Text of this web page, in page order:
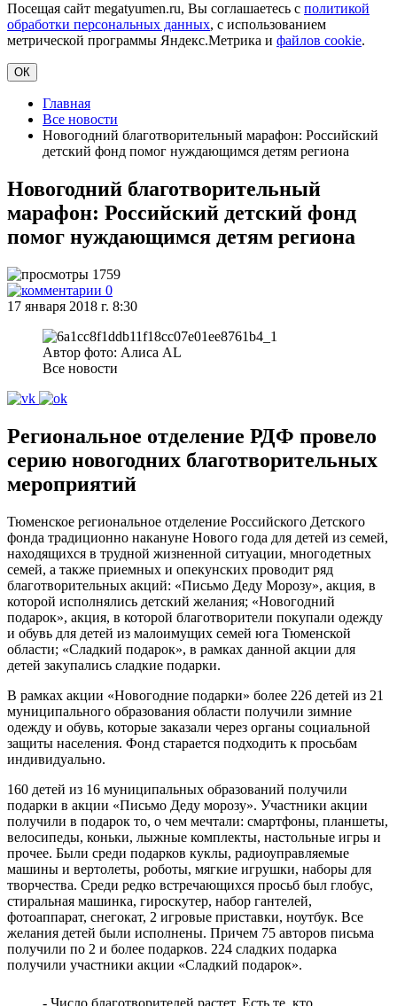
Посещая сайт megatyumen.ru, Вы соглашаетесь с политикой
обработки персональных данных, с использованием
метрической программы Яндекс.Метрика и файлов cookie.
ОК
Главная
Все новости
Новогодний благотворительный марафон: Российский
детский фонд помог нуждающимся детям региона
Новогодний благотворительный
марафон: Российский детский фонд
помог нуждающимся детям региона
1759
0
17 января 2018 г. 8:30
Автор фото: Алиса AL
Все новости
Региональное отделение РДФ провело
серию новогодних благотворительных
мероприятий
Тюменское региональное отделение Российского Детского
фонда традиционно накануне Нового года для детей из семей,
находящихся в трудной жизненной ситуации, многодетных
семей, а также приемных и опекунских проводит ряд
благотворительных акций: «Письмо Деду Морозу», акция, в
которой исполнялись детский желания; «Новогодний
подарок», акция, в которой благотворители покупали одежду
и обувь для детей из малоимущих семей юга Тюменской
области; «Сладкий подарок», в рамках данной акции для
детей закупались сладкие подарки.
В рамках акции «Новогодние подарки» более 226 детей из 21
муниципального образования области получили зимние
одежду и обувь, которые заказали через органы социальной
защиты населения. Фонд старается подходить к просьбам
индивидуально.
160 детей из 16 муниципальных образований получили
подарки в акции «Письмо Деду морозу». Участники акции
получили в подарок то, о чем мечтали: смартфоны, планшеты,
велосипеды, коньки, лыжные комплекты, настольные игры и
прочее. Были среди подарков куклы, радиоуправляемые
машины и вертолеты, роботы, мягкие игрушки, наборы для
творчества. Среди редко встречающихся просьб был глобус,
стиральная машинка, гироскутер, набор гантелей,
фотоаппарат, снегокат, 2 игровые приставки, ноутбук. Все
желания детей были исполнены. Причем 75 авторов письма
получили по 2 и более подарков. 224 сладких подарка
получили участники акции «Сладкий подарок».
- Число благотворителей растет. Есть те, кто